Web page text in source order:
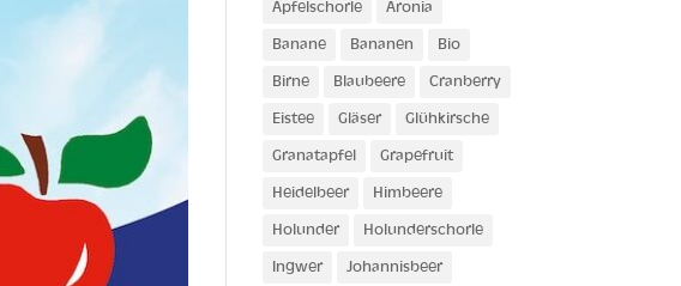
Apfelschorle Aronia
Banane Bananen Bio
Birne Blaubeere Cranberry
Eistee Gläser Glühkirsche
Granatapfel Grapefruit
Heidelbeer Himbeere
Holunder Holunderschorle
Ingwer Johannisbeer